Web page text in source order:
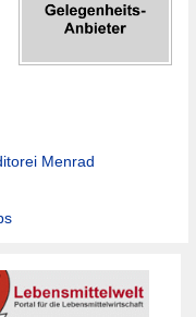
Menrad